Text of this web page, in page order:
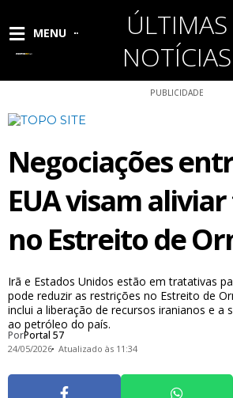
MENU
ÚLTIMAS
NOTÍCIAS
PUBLICIDADE
Negociações
EUA visam
no Estreito de
Irã e Estados Unidos estão em tratativas
pode reduzir as restrições no Estreito de
inclui a liberação de recursos iranianos e a
ao petróleo do país.
PorPortal 57
24/05/2026 Atualizado às 11:34